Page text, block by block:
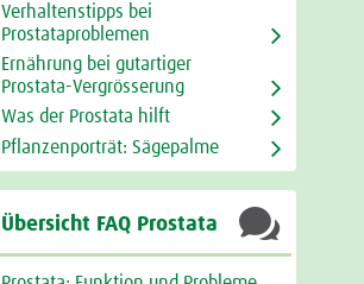
Verhaltenstipps bei
Prostataproblemen
Ernährung bei gutartiger
Prostata-Vergrösserung
Was der Prostata hilft
Pflanzenporträt: Sägepalme
Übersicht FAQ Prostata 